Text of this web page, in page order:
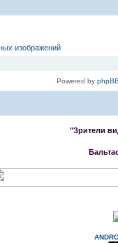
изображений
Powered by
"Зрители